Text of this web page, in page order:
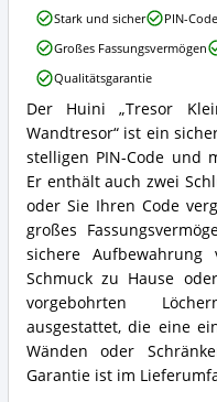
erhältlich?
Tresor
Klein
Elektronischer
Safe
Minisafe
Wandtresor
Zusammenfassung:
Was
bietet
dieser
Möbeltresor?
Der Huini „Tresor
Wandtresor“ ist ein
stelligen PIN-Code und
Er enthält auch zwei
oder Sie Ihren Code
großes
sichere
Schmuck zu Hause
vorgebohrten
ausgestattet, die eine
Wänden oder
Garantie ist im
Tresor
Klein
Elektronischer
Safe
Minisafe
Wandtresor
Vorteile:
Was
spricht
für
diesen
Möbeltresor?
Stark und sicher
PIN-
Großes Fassungsvermögen
Qualitätsgarantie